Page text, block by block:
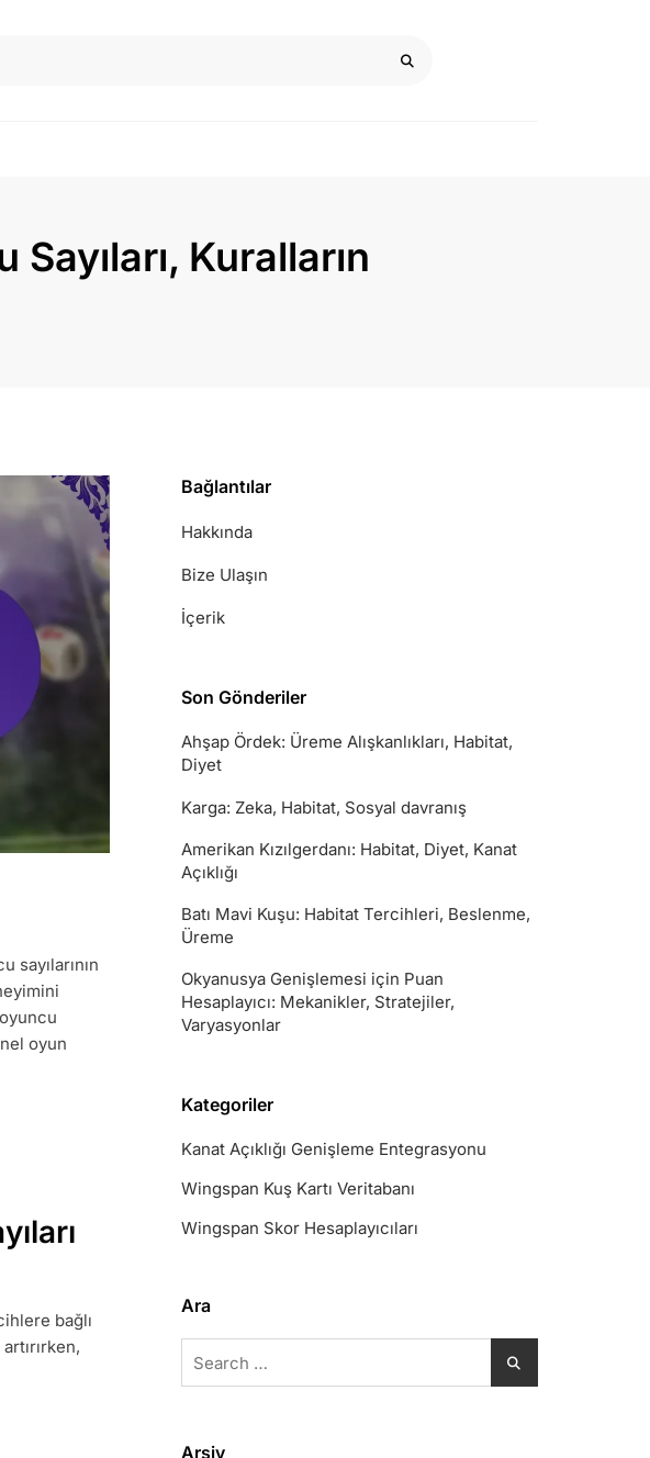
Kuralların
sayılarının
oyun
bağlı
Bağlantılar
Hakkında
Bize Ulaşın
İçerik
Son Gönderiler
Ahşap Ördek: Üreme Alışkanlıkları, Habitat,
Diyet
Karga: Zeka, Habitat, Sosyal davranış
Amerikan Kızılgerdanı: Habitat, Diyet, Kanat
Açıklığı
Batı Mavi Kuşu: Habitat Tercihleri, Beslenme,
Üreme
Okyanusya Genişlemesi için Puan
Hesaplayıcı: Mekanikler, Stratejiler,
Varyasyonlar
Kategoriler
Kanat Açıklığı Genişleme Entegrasyonu
Wingspan Kuş Kartı Veritabanı
Wingspan Skor Hesaplayıcıları
Ara
for:
Arşiv